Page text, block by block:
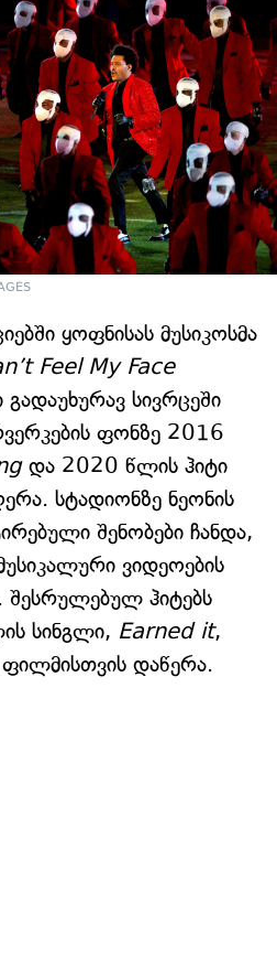
ყოფნისას მუსიკოსმა
Feel My Face
სივრცეში
ფონზე 2016
და 2020 წლის ჰიტი
სტადიონზე ნეონის
შენობები ჩანდა,
ვიდეოების
შესრულებულ ჰიტებს
სინგლი, Earned it,
დაწერა.